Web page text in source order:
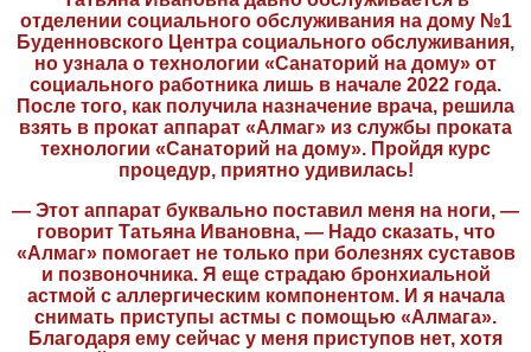
отделении социального обслуживания на дому №1
Буденновского Центра социального обслуживания,
но узнала о технологии «Санаторий на дому» от
социального работника лишь в начале 2022 года.
После того, как получила назначение врача, решила
взять в прокат аппарат «Алмаг» из службы проката
технологии «Санаторий на дому». Пройдя курс
процедур, приятно удивилась!
— Этот аппарат буквально поставил меня на ноги, —
говорит Татьяна Ивановна, — Надо сказать, что
«Алмаг» помогает не только при болезнях суставов
и позвоночника. Я еще страдаю бронхиальной
астмой с аллергическим компонентом. И я начала
снимать приступы астмы с помощью «Алмага».
Благодаря ему сейчас у меня приступов нет, хотя